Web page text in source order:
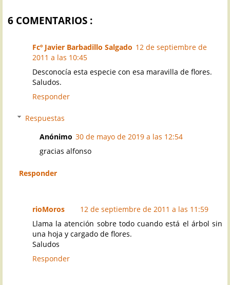
6 COMENTARIOS :
Fcº Javier Barbadillo Salgado 12 de septiembre de
2011 a las 10:45
Desconocía esta especie con esa maravilla de flores.
Saludos.
Responder
Respuestas
Anónimo 30 de mayo de 2019 a las 12:54
gracias alfonso
Responder
rioMoros
12 de septiembre de 2011 a las 11:59
Llama la atención sobre todo cuando está el árbol sin
una hoja y cargado de flores.
Saludos
Responder